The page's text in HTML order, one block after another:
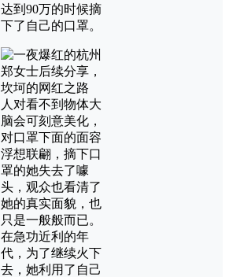
达到90万的时候摘
下了自己的口罩。
人对看不到物体大
脑会可刻意美化，
对口罩下面的面容
浮想联翩，摘下口
罩的她失去了噱
头，观众也看清了
她的真实面貌，也
只是一般般而已。
在急功近利的年
代，为了继续火下
去，她利用了自己